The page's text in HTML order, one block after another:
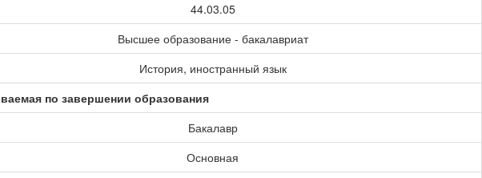
44.03.05
Высшее образование - бакалавриат
История, иностранный язык
по завершении образования
Бакалавр
Основная